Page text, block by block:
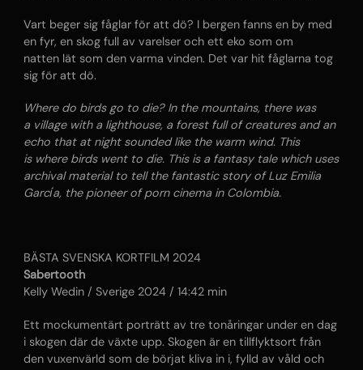
Vart beger sig fåglar för att dö? I bergen fanns en by med
en fyr, en skog full av varelser och ett eko som om
natten lät som den varma vinden. Det var hit fåglarna tog
sig för att dö.
Where do birds go to die? In the mountains, there was
a village with a lighthouse, a forest full of creatures and an
echo that at night sounded like the warm wind. This
is where birds went to die. This is a fantasy tale which uses
archival material to tell the fantastic story of Luz Emilia
García, the pioneer of porn cinema in Colombia.
BÄSTA SVENSKA KORTFILM 2024
Sabertooth
Kelly Wedin / Sverige 2024 / 14:42 min
Ett mockumentärt porträtt av tre tonåringar under en dag
i skogen där de växte upp. Skogen är en tillflyktsort från
den vuxenvärld som de börjat kliva in i, fylld av våld och